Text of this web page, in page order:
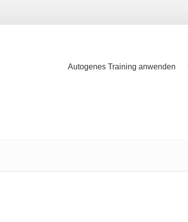
Autogenes Training anwenden